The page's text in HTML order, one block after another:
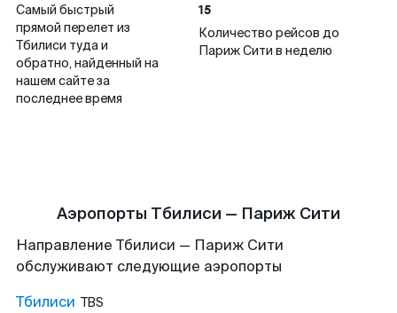
Самый быстрый
прямой перелет из
Тбилиси туда и
обратно, найденный на
нашем сайте за
последнее время
15
Количество рейсов до
Париж Сити в неделю
Аэропорты Тбилиси — Париж Сити
Направление Тбилиси — Париж Сити
обслуживают следующие аэропорты
Тбилиси TBS